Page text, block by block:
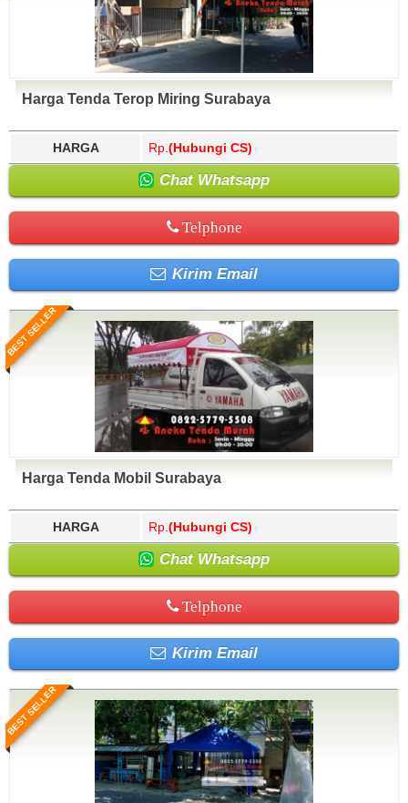
Harga Tenda Terop Miring Surabaya
HARGA Rp. (Hubungi CS)
Chat Whatsapp
Telphone
Kirim Email
BEST SELLER
Harga Tenda Mobil Surabaya
HARGA Rp. (Hubungi CS)
Chat Whatsapp
Telphone
Kirim Email
BEST SELLER